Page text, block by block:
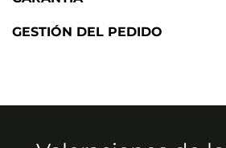
GESTIÓN DEL PEDIDO